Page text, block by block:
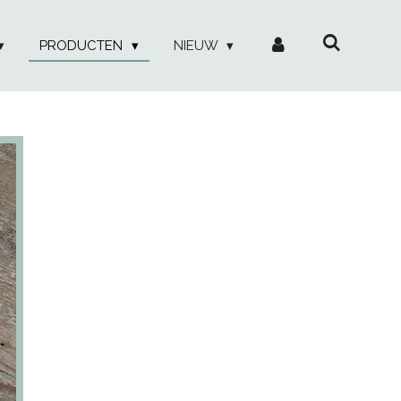
PRODUCTEN NIEUW